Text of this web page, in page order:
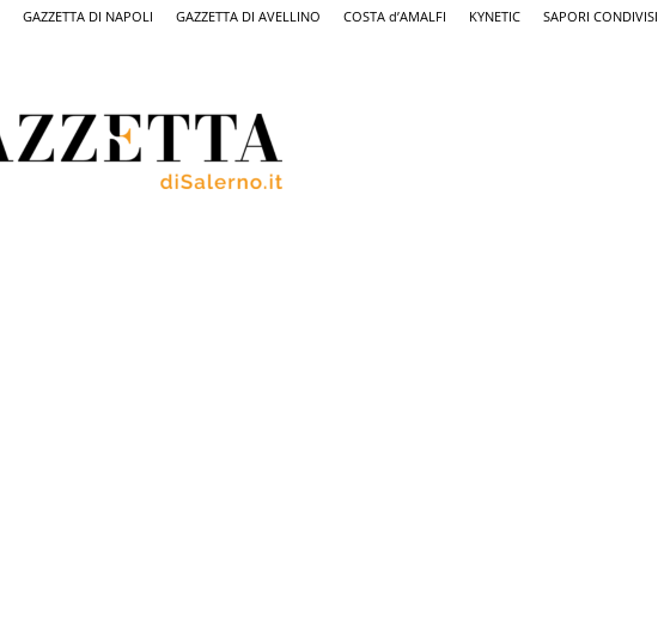
GAZZETTA DI NAPOLI GAZZETTA DI AVELLINO COSTA d’AMALFI KYNETIC SAPORI CONDIVISI
Salerno,
il
quotidiano